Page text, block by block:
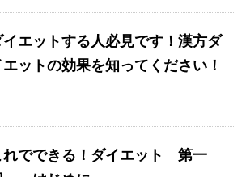
イエットする人必見です！漢方ダ
エットの効果を知ってください！
れでできる！ダイエット 第一